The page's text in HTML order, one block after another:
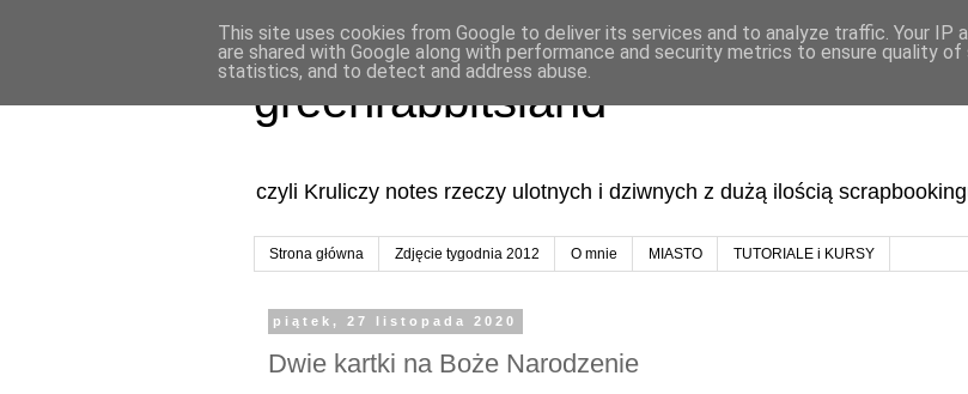
greenrabbitsland
czyli Kruliczy notes rzeczy ulotnych i dziwnych z dużą ilością
Strona główna Zdjęcie tygodnia 2012 O mnie MIASTO TUTORIALE i KURSY
piątek, 27 listopada 2020
Dwie kartki na Boże Narodzenie
This site uses cookies from Google to deliver its services and to analyze traffic. Your IP
are shared with Google along with performance and security metrics to ensure quality of
statistics, and to detect and address abuse.